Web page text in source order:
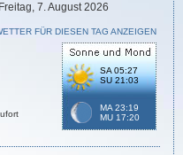
7. August 2026
FÜR DIESEN TAG ANZEIGEN
SA 05:27
SU 21:03
MA 23:19
MU 17:20